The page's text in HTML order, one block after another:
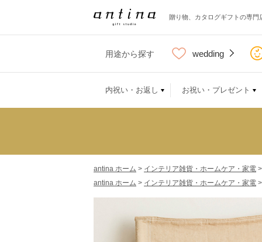
贈り物、カタログギフトの専門
用途から探す wedding
内祝い・お返し お祝い・プレゼント
antina ホーム > インテリア雑貨・ホームケア・家電
antina ホーム > インテリア雑貨・ホームケア・家電